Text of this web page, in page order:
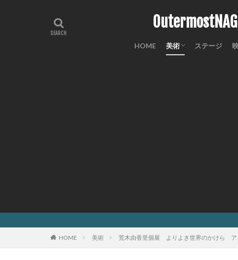
HOME 美術 ステージ
HOME 美術 荒木由香里個展 よりよき世界のかけら ア